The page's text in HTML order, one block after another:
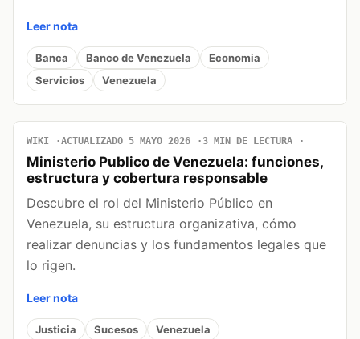
Leer nota
Banca Banco de Venezuela
Economia
Servicios
Venezuela
WIKI ACTUALIZADO 5 MAYO 2026 3 MIN DE LECTURA
Ministerio Publico de Venezuela: funciones,
estructura y cobertura responsable
Descubre el rol del Ministerio Público en
Venezuela, su estructura organizativa, cómo
realizar denuncias y los fundamentos legales que
lo rigen.
Leer nota
Justicia Sucesos Venezuela